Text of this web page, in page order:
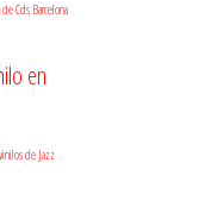
Cds Barcelona
en
de Jazz